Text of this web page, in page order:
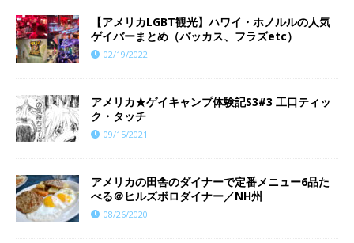
【アメリカLGBT観光】ハワイ・ホノルルの人気
ゲイバーまとめ（バッカス、フラズetc）
02/19/2022
アメリカ★ゲイキャンプ体験記S3#3 工口ティッ
ク・タッチ
09/15/2021
アメリカの田舎のダイナーで定番メニュー6品た
べる＠ヒルズボロダイナー／NH州
08/26/2020